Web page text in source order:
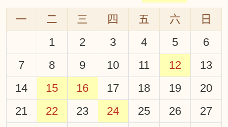
一 二 三 四 五 六
日
1
2 3 4 5
6
7
8 9 10 11 12
13
14
15 16 17 18 19
20
21
22 23 24 25 26
27